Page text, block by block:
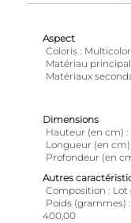
Aspect
Coloris
Matériau principal
Matériaux
Dimensions
Hauteur (en cm)
Longueur (en cm)
Profondeur (en
Autres
Composition
Lot
Poids (grammes)
400,00